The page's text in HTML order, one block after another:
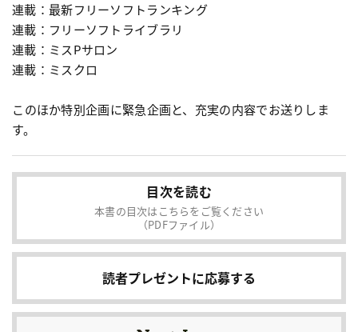
連載：最新フリーソフトランキング
連載：フリーソフトライブラリ
連載：ミスPサロン
連載：ミスクロ
このほか特別企画に緊急企画と、充実の内容でお送りしま
す。
目次を読む
本書の目次はこちらをご覧ください
（PDFファイル）
読者プレゼントに応募する